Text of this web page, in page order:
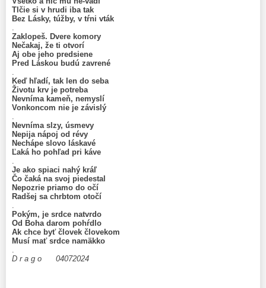
Tlčie si v hrudi iba tak
Bez Lásky, túžby, v tŕni vták
Zaklopeš. Dvere komory
Nečakaj, že ti otvorí
Aj obe jeho predsiene
Pred Láskou budú zavrené
Keď hľadí, tak len do seba
Životu krv je potreba
Nevníma kameň, nemyslí
Vonkoncom nie je závislý
Nevníma slzy, úsmevy
Nepija nápoj od révy
Nechápe slovo láskavé
Ľaká ho pohľad pri káve
Je ako spiaci nahý kráľ
Čo čaká na svoj piedestal
Nepozrie priamo do očí
Radšej sa chrbtom otočí
Pokým, je srdce natvrdo
Od Boha darom pohŕdlo
Ak chce byť človek človekom
Musí mať srdce namäkko
D r a g o 04072024